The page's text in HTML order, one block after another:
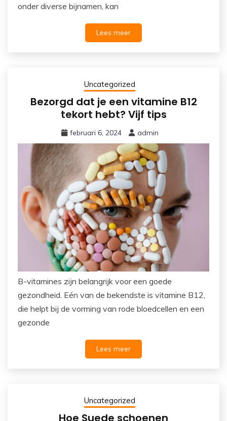
onder diverse bijnamen, kan
Lees meer
Uncategorized
Bezorgd dat je een vitamine B12
tekort hebt? Vijf tips
februari 6, 2024 admin
B-vitamines zijn belangrijk voor een goede
gezondheid. Eén van de bekendste is vitamine B12,
die helpt bij de vorming van rode bloedcellen en een
gezonde
Lees meer
Uncategorized
Hoe Suede schoenen